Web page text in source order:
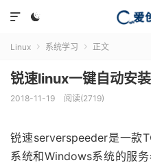


Linux  系统学习  正文
锐速linux一键自动安
2018-11-19 阅读(2719)
锐速serverspeeder是一款
系统和Windows系统的服